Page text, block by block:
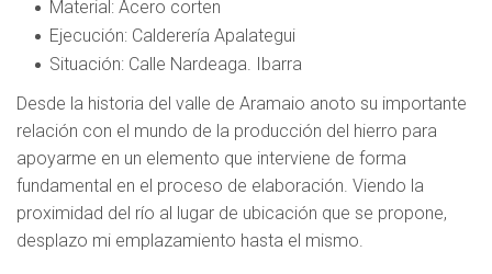
Material: Acero corten
Ejecución: Calderería Apalategui
Situación: Calle Nardeaga. Ibarra
Desde la historia del valle de Aramaio anoto su importante
relación con el mundo de la producción del hierro para
apoyarme en un elemento que interviene de forma
fundamental en el proceso de elaboración. Viendo la
proximidad del río al lugar de ubicación que se propone,
desplazo mi emplazamiento hasta el mismo.